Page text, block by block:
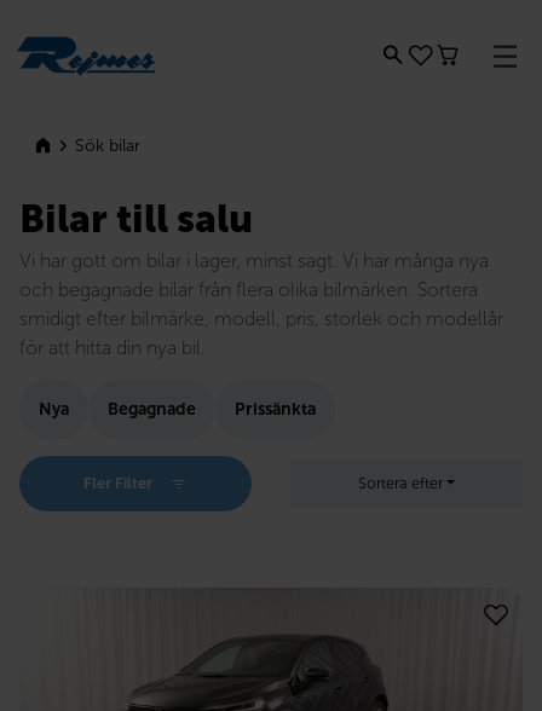
Sök bilar
Bilar till salu
Vi har gott om bilar i lager, minst sagt. Vi har många nya
och begagnade bilar från flera olika bilmärken. Sortera
smidigt efter bilmärke, modell, pris, storlek och modellår
för att hitta din nya bil.
Nya Begagnade Prissänkta
Fler Filter Sortera efter